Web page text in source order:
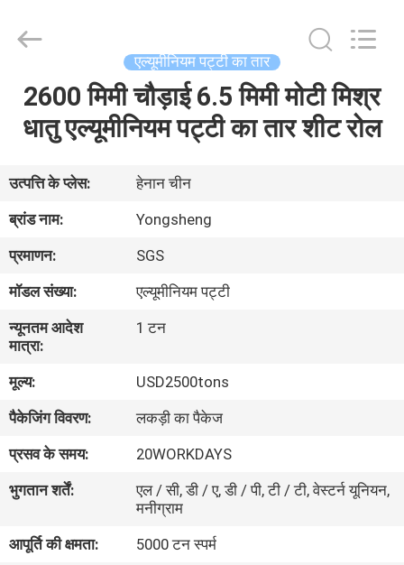
घर
हमारे
बारे
कारखाना
गुणवत्ता
नियंत्रण
करें
Aluminum
Industry
Reserved.
एल्यूमीनियम पट्टी का तार
2600 मिमी चौड़ाई 6.5 मिमी मोटी मिश्र
धातु एल्यूमीनियम पट्टी का तार शीट रोल
उत्पत्ति के प्लेस:
हेनान चीन
ब्रांड नाम:
Yongsheng
प्रमाणन:
SGS
मॉडल संख्या:
एल्यूमीनियम पट्टी
न्यूनतम आदेश
मात्रा:
1 टन
मूल्य:
USD2500tons
पैकेजिंग विवरण:
लकड़ी का पैकेज
प्रसव के समय:
20WORKDAYS
भुगतान शर्तें:
एल / सी, डी / ए, डी / पी, टी / टी, वेस्टर्न यूनियन,
मनीग्राम
आपूर्ति की क्षमता:
5000 टन स्पर्म